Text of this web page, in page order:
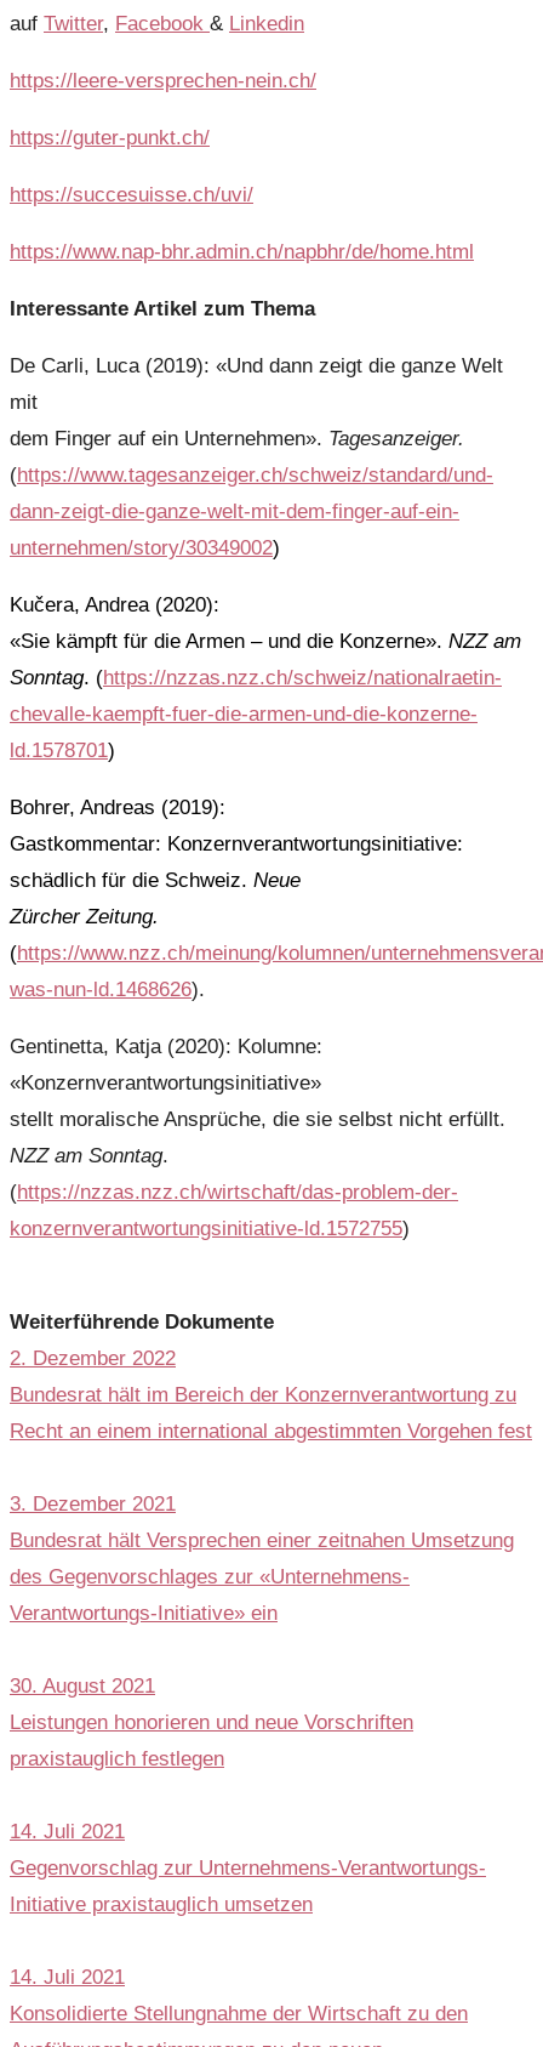
auf Twitter, Facebook & Linkedin
https://leere-versprechen-nein.ch/
https://guter-punkt.ch/
https://succesuisse.ch/uvi/
https://www.nap-bhr.admin.ch/napbhr/de/home.html
Interessante Artikel zum Thema
De Carli, Luca (2019): «Und dann zeigt die ganze Welt
mit
dem Finger auf ein Unternehmen». Tagesanzeiger.
(https://www.tagesanzeiger.ch/schweiz/standard/und-
dann-zeigt-die-ganze-welt-mit-dem-finger-auf-ein-
unternehmen/story/30349002)
Kučera, Andrea (2020):
«Sie kämpft für die Armen – und die Konzerne». NZZ am
Sonntag. (https://nzzas.nzz.ch/schweiz/nationalraetin-
chevalle-kaempft-fuer-die-armen-und-die-konzerne-
ld.1578701)
Bohrer, Andreas (2019):
Gastkommentar: Konzernverantwortungsinitiative:
schädlich für die Schweiz. Neue
Zürcher Zeitung.
(https://www.nzz.ch/meinung/kolumnen/
was-nun-ld.1468626).
Gentinetta, Katja (2020): Kolumne:
«Konzernverantwortungsinitiative»
stellt moralische Ansprüche, die sie selbst nicht erfüllt.
NZZ am Sonntag.
(https://nzzas.nzz.ch/wirtschaft/das-problem-der-
konzernverantwortungsinitiative-ld.1572755)
Weiterführende Dokumente
2. Dezember 2022
Bundesrat hält im Bereich der Konzernverantwortung zu
Recht an einem international abgestimmten Vorgehen fest
3. Dezember 2021
Bundesrat hält Versprechen einer zeitnahen Umsetzung
des Gegenvorschlages zur «Unternehmens-
Verantwortungs-Initiative» ein
30. August 2021
Leistungen honorieren und neue Vorschriften
praxistauglich festlegen
14. Juli 2021
Gegenvorschlag zur Unternehmens-Verantwortungs-
Initiative praxistauglich umsetzen
14. Juli 2021
Konsolidierte Stellungnahme der Wirtschaft zu den